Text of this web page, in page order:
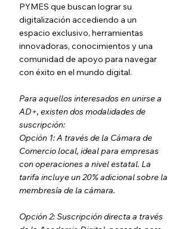
PYMES que buscan lograr su
digitalización accediendo a un
espacio exclusivo, herramientas
innovadoras, conocimientos y una
comunidad de apoyo para navegar
con éxito en el mundo digital.
Para aquellos interesados en unirse a
AD+, existen dos modalidades de
suscripción:
Opción 1: A través de la Cámara de
Comercio local, ideal para empresas
con operaciones a nivel estatal. La
tarifa incluye un 20% adicional sobre la
membresía de la cámara.
Opción 2: Suscripción directa a través